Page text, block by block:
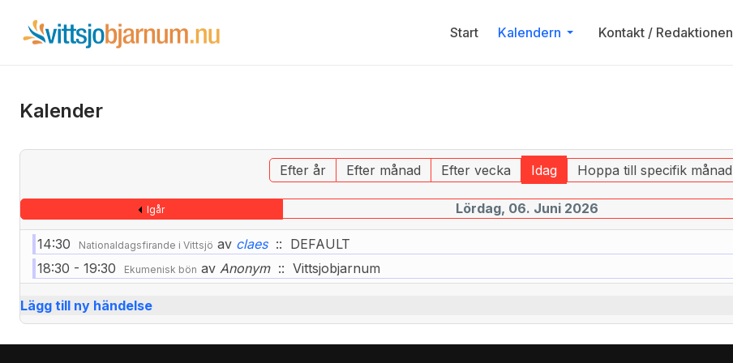
Start Kalendern Kontakt / Redaktionen
Kalender
Efter år Efter månad Efter vecka Idag Hoppa till specifik månad
Igår Lördag, 06. Juni 2026
14:30 Nationaldagsfirande i Vittsjö av claes:: DEFAULT
18:30 - 19:30
Ekumenisk bön av Anonym:: Vittsjobjarnum
Lägg till ny händelse